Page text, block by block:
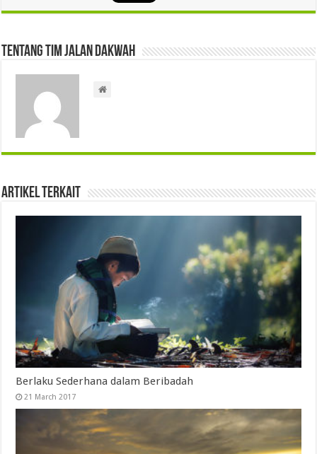
Tentang Tim Jalan Dakwah
Artikel Terkait
Berlaku Sederhana dalam Beribadah
21 March 2017